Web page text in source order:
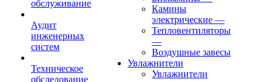
обслуживание
Аудит
инженерных
систем
Техническое
обследование
Камины
электрические —
Тепловентиляторы
—
Воздушные завесы
Увлажнители
Увлажнители